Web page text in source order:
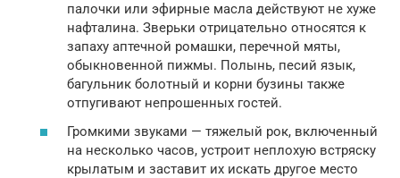
палочки или эфирные масла действуют не хуже
нафталина. Зверьки отрицательно относятся к
запаху аптечной ромашки, перечной мяты,
обыкновенной пижмы. Полынь, песий язык,
багульник болотный и корни бузины также
отпугивают непрошенных гостей.
Громкими звуками — тяжелый рок, включенный
на несколько часов, устроит неплохую встряску
крылатым и заставит их искать другое место